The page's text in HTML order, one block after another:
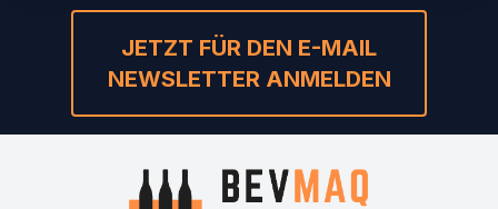
JETZT FÜR DEN E-MAIL
NEWSLETTER ANMELDEN